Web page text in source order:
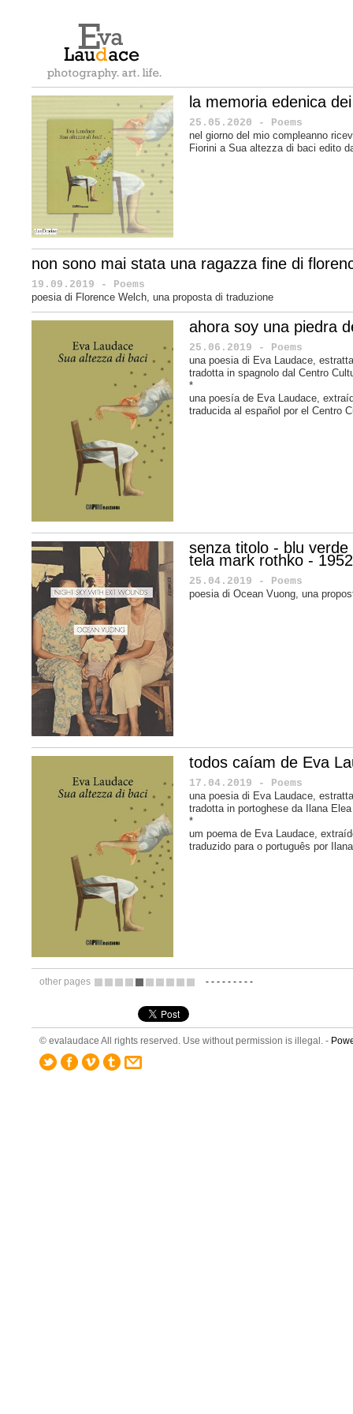
la memoria edenica
25.05.2020 - Poems
nel giorno del mio compleanno
Fiorini a Sua altezza di baci edito
non sono mai stata una ragazza fine di
19.09.2019 - Poems
poesia di Florence Welch, una proposta di traduzione
ahora soy una piedra
25.06.2019 - Poems
una poesia di Eva Laudace,
tradotta in spagnolo dal Centro
*
una poesía de Eva Laudace,
traducida al español por el Centro
senza titolo - blu
tela mark rothko -
25.04.2019 - Poems
poesia di Ocean Vuong, una
todos caíam de Eva
17.04.2019 - Poems
una poesia di Eva Laudace,
tradotta in portoghese da
Ilana Elea
*
um poema de Eva Laudace,
traduzido para o português por
other pages - - - - - - - - -
© evalaudace All rights reserved. Use without permission is illegal. -